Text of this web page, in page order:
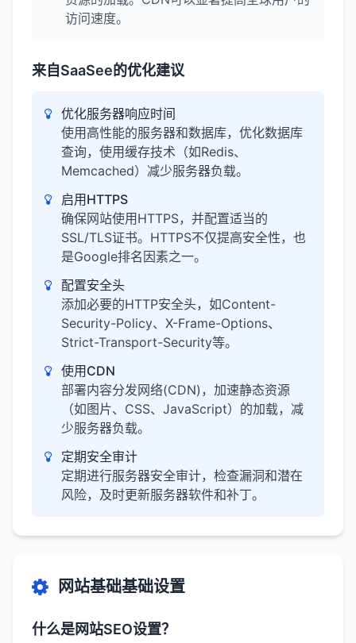
访问速度。
来自SaaSee的优化建议
优化服务器响应时间
使用高性能的服务器和数据库，优化数据库
查询，使用缓存技术（如Redis、
Memcached）减少服务器负载。
启用HTTPS
确保网站使用HTTPS，并配置适当的
SSL/TLS证书。HTTPS不仅提高安全性，也
是Google排名因素之一。
配置安全头
添加必要的HTTP安全头，如Content-
Security-Policy、X-Frame-Options、
Strict-Transport-Security等。
使用CDN
部署内容分发网络(CDN)，加速静态资源
（如图片、CSS、JavaScript）的加载，减
少服务器负载。
定期安全审计
定期进行服务器安全审计，检查漏洞和潜在
风险，及时更新服务器软件和补丁。
网站基础基础设置
什么是网站SEO设置？